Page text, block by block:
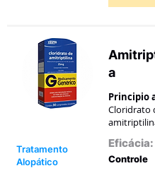
Tratamento
Alopático
a
Principio
Cloridrato
Eficácia:
Controle